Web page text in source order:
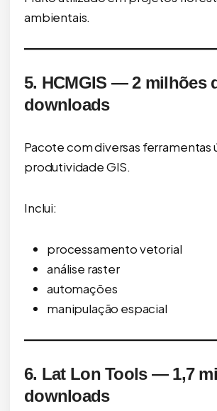
ambientais.
5. HCMGIS — 2 milhões
downloads
Pacote com diversas ferramentas
produtividade GIS.
Inclui:
processamento vetorial
análise raster
automações
manipulação espacial
6. Lat Lon Tools — 1,7
downloads